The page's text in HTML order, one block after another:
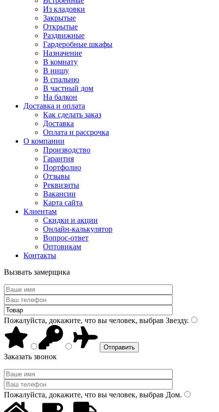
Из кладовки
Закрытые
Открытые
Раздвижные
Гардеробные шкафы
Назначение
В комнату
В нишу
В спальню
В частный дом
На балкон
Доставка и оплата
Как сделать заказ
Доставка
Оплата и рассрочка
О компании
Производство
Гарантия
Портфолио
Отзывы
Реквизиты
Вакансии
Карта сайта
Клиентам
Скидки и акции
Онлайн-калькулятор
Вопрос-ответ
Оптовикам
Контакты
Вызвать замерщика
Пожалуйста, докажите, что вы человек, выбрав Звезду.
Заказать звонок
Пожалуйста, докажите, что вы человек, выбрав Дом.